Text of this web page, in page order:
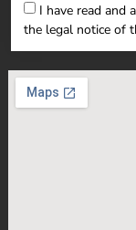
I have read and
the legal notice of